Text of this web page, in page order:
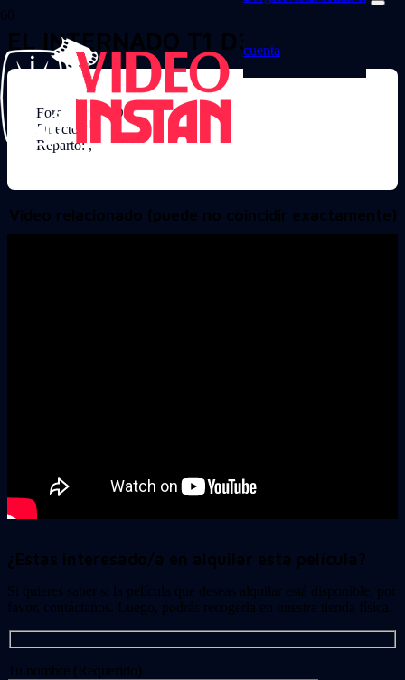
cuenta
EL INTERNADO T1 D3
Formato: DVD
Director:
Reparto: ,
Video relacionado (puede no coincidir exactamente)
¿Estas interesado/a en alquilar esta película?
Si quieres saber si la película que deseas alquilar está disponible, por
favor, contáctanos. Luego, podrás recogerla en nuestra tienda física.
Tu nombre (Requerido)